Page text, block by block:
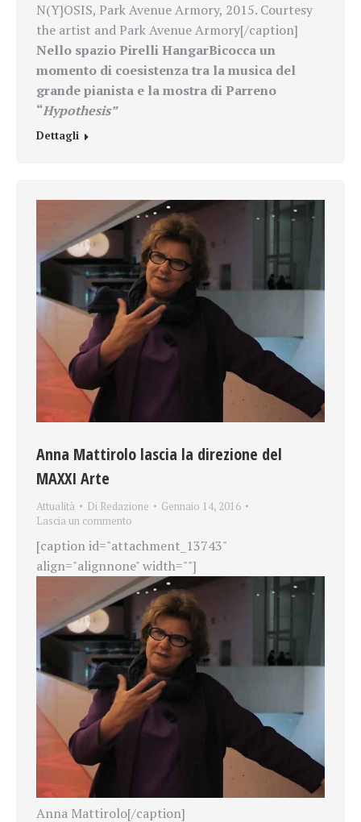
N(Y}OSIS, Park Avenue Armory, 2015. Courtesy
the artist and Park Avenue Armory[/caption]
Nello spazio PirelliHangarBicocca un
momento di coesistenza tra la musica del
grande pianista e la mostra di Parreno
“Hypothesis”
Dettagli
Anna Mattirolo lascia la direzione del
MAXXI Arte
Attualità Di Redazione
Gennaio 14, 2016
Lascia un commento
[caption id="attachment_13743"
align="alignnone" width=""]
Anna Mattirolo[/caption]